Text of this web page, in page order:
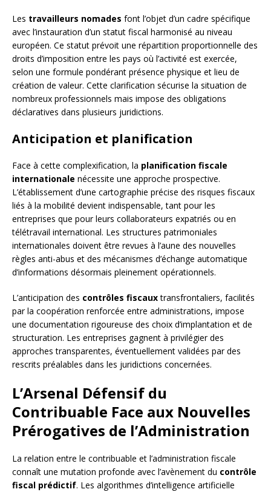
Les travailleurs nomades font l’objet d’un cadre spécifique
avec l’instauration d’un statut fiscal harmonisé au niveau
européen. Ce statut prévoit une répartition proportionnelle des
droits d’imposition entre les pays où l’activité est exercée,
selon une formule pondérant présence physique et lieu de
création de valeur. Cette clarification sécurise la situation de
nombreux professionnels mais impose des obligations
déclaratives dans plusieurs juridictions.
Anticipation et planification
Face à cette complexification, la planification fiscale
internationale nécessite une approche prospective.
L’établissement d’une cartographie précise des risques fiscaux
liés à la mobilité devient indispensable, tant pour les
entreprises que pour leurs collaborateurs expatriés ou en
télétravail international. Les structures patrimoniales
internationales doivent être revues à l’aune des nouvelles
règles anti-abus et des mécanismes d’échange automatique
d’informations désormais pleinement opérationnels.
L’anticipation des contrôles fiscauxtransfrontaliers, facilités
par la coopération renforcée entre administrations, impose
une documentation rigoureuse des choix d’implantation et de
structuration. Les entreprises gagnent à privilégier des
approches transparentes, éventuellement validées par des
rescrits préalables dans les juridictions concernées.
L’Arsenal Défensif du
Contribuable Face aux Nouvelles
Prérogatives de l’Administration
La relation entre le contribuable et l’administration fiscale
connaît une mutation profonde avec l’avènement du contrôle
fiscal prédictif. Les algorithmes d’intelligence artificielle